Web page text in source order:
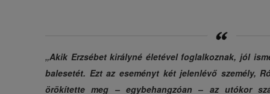
„Akik Erzsébet királyné életével foglalkoznak, jól
balesetét. Ezt az eseményt két jelenlévő személy,
örökítette meg – egybehangzóan – az utókor